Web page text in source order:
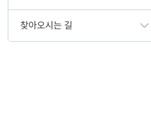
찾아오시는 길